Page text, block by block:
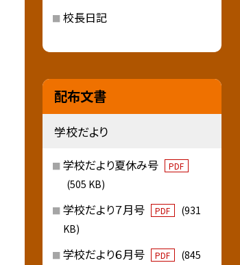
校長日記
配布文書
学校だより
学校だより夏休み号 PDF
(505 KB)
学校だより７月号 PDF
(931
KB)
学校だより６月号 PDF
(845